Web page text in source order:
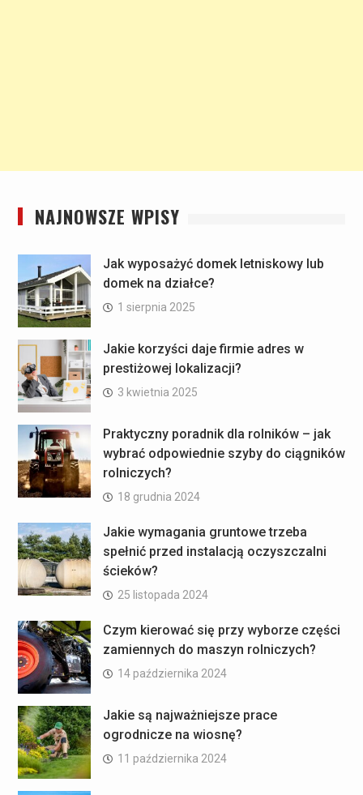
NAJNOWSZE WPISY
Jak wyposażyć domek letniskowy lub
domek na działce?
1 sierpnia 2025
Jakie korzyści daje firmie adres w
prestiżowej lokalizacji?
3 kwietnia 2025
Praktyczny poradnik dla rolników – jak
wybrać odpowiednie szyby do ciągników
rolniczych?
18 grudnia 2024
Jakie wymagania gruntowe trzeba
spełnić przed instalacją oczyszczalni
ścieków?
25 listopada 2024
Czym kierować się przy wyborze części
zamiennych do maszyn rolniczych?
14 października 2024
Jakie są najważniejsze prace
ogrodnicze na wiosnę?
11 października 2024